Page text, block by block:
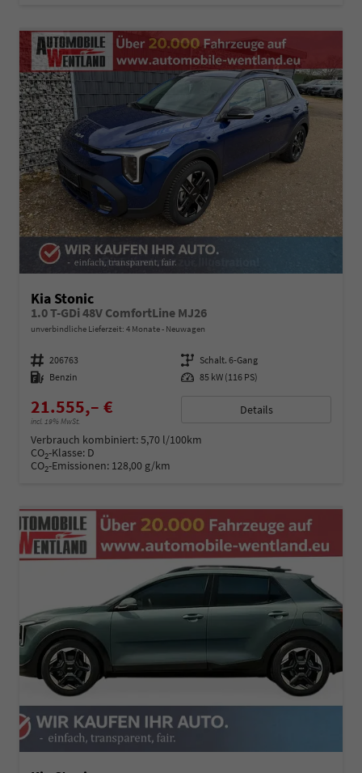
Kia Stonic
1.0 T-GDi 48V ComfortLine MJ26
unverbindliche Lieferzeit: 4 Monate Neuwagen
Fahrzeugnummer 206763 Getriebe Schalt. 6-Gang
Kraftstoff Benzin Leistung 85 kW (116 PS)
21.555,– €
incl. 19% MwSt.
Details
Verbrauch kombiniert:5,70 l/100km
CO2-Klasse: D
CO2-Emissionen: 128,00 g/km